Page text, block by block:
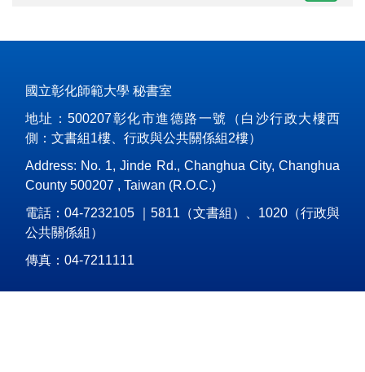
國立彰化師範大學 秘書室
地址：500207彰化市進德路一號（白沙行政大樓西
側：文書組1樓、行政與公共關係組2樓）
Address: No. 1, Jinde Rd., Changhua City, Changhua
County 500207 , Taiwan (R.O.C.)
電話：04-7232105 ｜5811（文書組）、1020（行政與
公共關係組）
傳真：04-7211111